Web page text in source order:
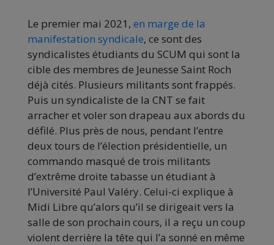
Le premier mai 2021, en marge de la
manifestation syndicale, ce sont des
syndicalistes étudiants du SCUM qui sont la
cible des membres de Jeunesse Saint Roch
déjà cités. Plusieurs militants sont frappés.
Puis un syndicaliste de la CNT se fait
arracher et voler son drapeau aux abords du
défilé. Plus près de nous, pendant l’entre
deux tours de l’élection présidentielle, un
commando masqué de trois militants
d’extrême droite tabasse un étudiant à
l’Université Paul Valéry. Celui-ci explique à
Midi Libre qu’alors qu’il se dirigeait vers la
salle de son prochain cours, il a reçu un coup
violent derrière la tête qui l’a sonné en même